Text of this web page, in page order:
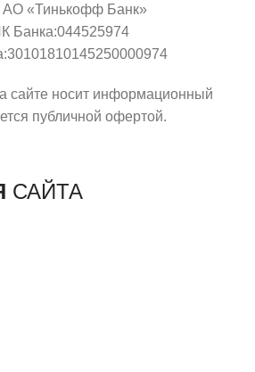
АО «Тинькофф Банк»
Банка:044525974
сайте носит информационный
публичной офертой.
САЙТА